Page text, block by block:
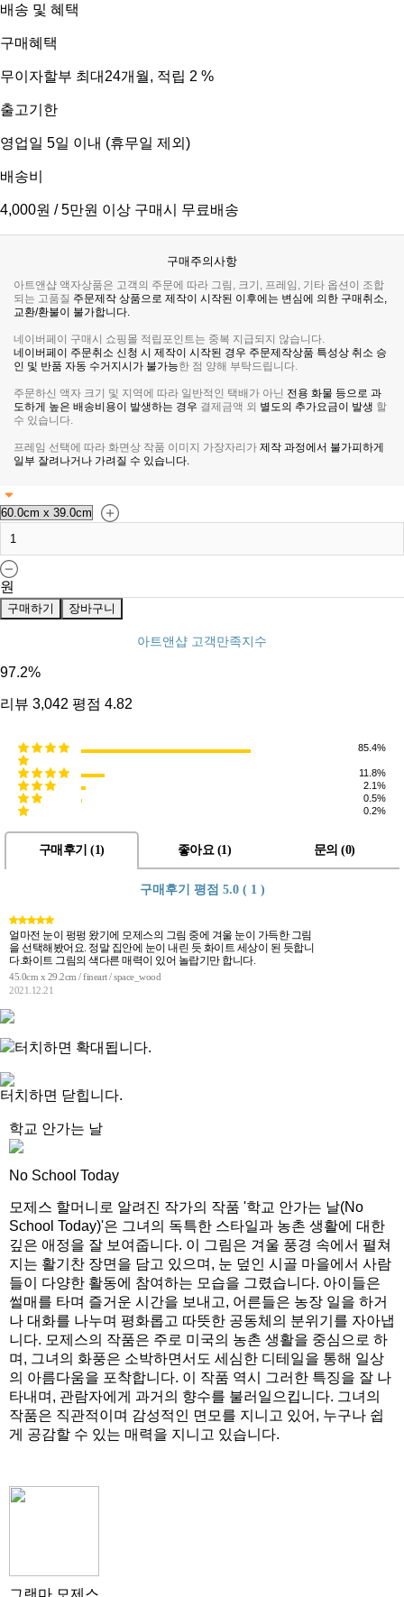
배송 및 혜택
구매혜택
무이자할부 최대24개월, 적립 2 %
출고기한
영업일 5일 이내 (휴무일 제외)
배송비
4,000원 / 5만원 이상 구매시 무료배송
구매주의사항
아트앤샵 액자상품은 고객의 주문에 따라 그림, 크기, 프레임, 기타 옵션이 조합
되는 고품질 주문제작 상품으로 제작이 시작된 이후에는 변심에 의한 구매취소,
교환/환불이 불가합니다.
네이버페이 구매시 쇼핑몰 적립포인트는 중복 지급되지 않습니다.
네이버페이 주문취소 신청 시 제작이 시작된 경우 주문제작상품 특성상 취소 승
인 및 반품 자동 수거지시가 불가능한 점 양해 부탁드립니다.
주문하신 액자 크기 및 지역에 따라 일반적인 택배가 아닌 전용 화물 등으로 과
도하게 높은 배송비용이 발생하는 경우 결제금액 외 별도의 추가요금이 발생 할
수 있습니다.
프레임 선택에 따라 화면상 작품 이미지 가장자리가 제작 과정에서 불가피하게
일부 잘려나거나 가려질 수 있습니다.
원
구매하기 장바구니
아트앤샵 고객만족지수
97.2%
리뷰 3,042 평점 4.82
85.4%
11.8%
2.1%
0.5%
0.2%
구매후기 (1) 좋아요 (1 ) 문의 (0)
구매후기 평점 5.0 ( 1 )
얼마전 눈이 펑펑 왔기에 모제스의 그림 중에 겨울 눈이 가득한 그림
을 선택해봤어요. 정말 집안에 눈이 내린 듯 화이트 세상이 된 듯합니
다.화이트 그림의 색다른 매력이 있어 놀랍기만 합니다.
45.0cm x 29.2cm / fineart / space_wood
2021.12.21
터치하면 확대됩니다.
터치하면 닫힙니다.
학교 안가는 날
No School Today
모제스 할머니로 알려진 작가의 작품 '학교 안가는 날(No
School Today)'은 그녀의 독특한 스타일과 농촌 생활에 대한
깊은 애정을 잘 보여줍니다. 이 그림은 겨울 풍경 속에서 펼쳐
지는 활기찬 장면을 담고 있으며, 눈 덮인 시골 마을에서 사람
들이 다양한 활동에 참여하는 모습을 그렸습니다. 아이들은
썰매를 타며 즐거운 시간을 보내고, 어른들은 농장 일을 하거
나 대화를 나누며 평화롭고 따뜻한 공동체의 분위기를 자아냅
니다. 모제스의 작품은 주로 미국의 농촌 생활을 중심으로 하
며, 그녀의 화풍은 소박하면서도 세심한 디테일을 통해 일상
의 아름다움을 포착합니다. 이 작품 역시 그러한 특징을 잘 나
타내며, 관람자에게 과거의 향수를 불러일으킵니다. 그녀의
작품은 직관적이며 감성적인 면모를 지니고 있어, 누구나 쉽
게 공감할 수 있는 매력을 지니고 있습니다.
그랜마 모제스